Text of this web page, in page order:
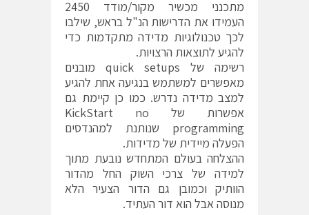
מתכנני מכשיר מקור/מודד 2450
העמידו את הדרישות הנ"ל בראש, שילבו
לכך טכנולוגיות מדידה מתקדמות כדי
להגיע לתוצאות הרצויות.
רשימה של quick setups מובנים
מאפשרים למשתמש בנגיעה אחת להגיע
למצב מדידה נדרש. כמו כן קיימת גם
אפשרות של KickStart no
programming שנותנת למהנדסים
הפעלה מיידית של מדידות.
ההצלחה בעולם המתחדש נובעת מתוך
למידה של צרכי השוק החל מהדור
הוותיק וכמובן גם הדור הצעיר הלא
מנוסה אבל הוא דור העתיד.